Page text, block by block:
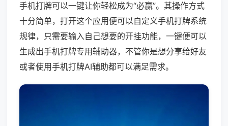
手机打牌可以一键让你轻松成为“必赢”。其操作方式
十分简单，打开这个应用便可以自定义手机打牌系统
规律，只需要输入自己想要的开挂功能，一键便可以
生成出手机打牌专用辅助器，不管你是想分享给好友
或者使用手机打牌AI辅助都可以满足需求。